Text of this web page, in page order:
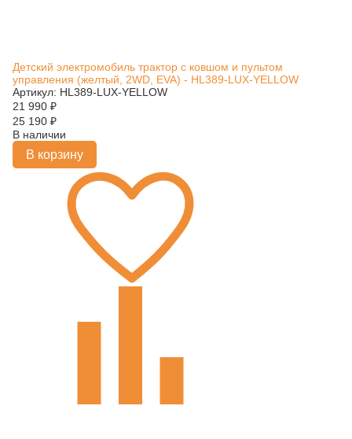
Детский электромобиль трактор с ковшом и пультом
управления (желтый, 2WD, EVA) - HL389-LUX-YELLOW
Артикул: HL389-LUX-YELLOW
21 990 ₽
25 190 ₽
В наличии
В корзину